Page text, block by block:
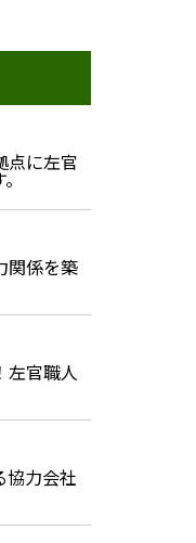
点に左官
関係を築
左官職人
協力会社